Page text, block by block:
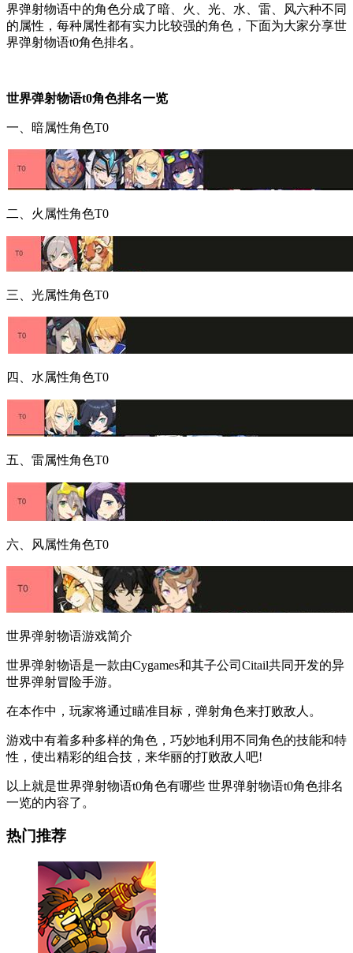
界弹射物语中的角色分成了暗、火、光、水、雷、风六种不同
的属性，每种属性都有实力比较强的角色，下面为大家分享世
界弹射物语t0角色排名。
世界弹射物语t0角色排名一览
一、暗属性角色T0
二、火属性角色T0
三、光属性角色T0
四、水属性角色T0
五、雷属性角色T0
六、风属性角色T0
世界弹射物语游戏简介
世界弹射物语是一款由Cygames和其子公司Citail共同开发的异
世界弹射冒险手游。
在本作中，玩家将通过瞄准目标，弹射角色来打败敌人。
游戏中有着多种多样的角色，巧妙地利用不同角色的技能和特
性，使出精彩的组合技，来华丽的打败敌人吧!
以上就是世界弹射物语t0角色有哪些 世界弹射物语t0角色排名
一览的内容了。
热门推荐